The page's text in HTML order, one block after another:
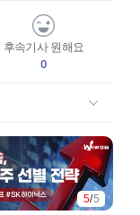
후속기사 원해요
0
5/5